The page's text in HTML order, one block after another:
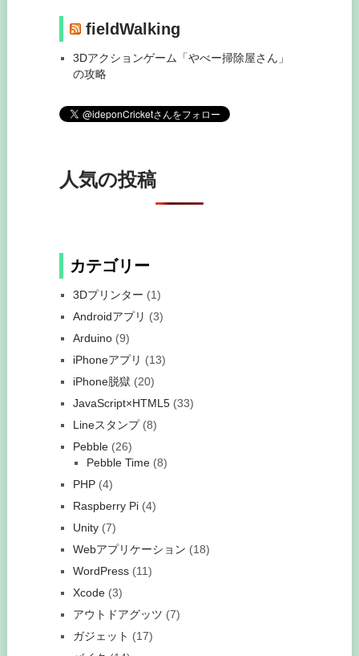
fieldWalking
3Dアクションゲーム「やべー掃除屋さん」
の攻略
人気の投稿
カテゴリー
3Dプリンター (1)
Androidアプリ (3)
Arduino(9)
iPhoneアプリ (13)
iPhone脱獄 (20)
JavaScript×HTML5(33)
Lineスタンプ(8)
Pebble(26)
Pebble Time(8)
PHP(4)
Raspberry Pi(4)
Unity(7)
Webアプリケーション (18)
WordPress(11)
Xcode(3)
アウトドアグッツ (7)
ガジェット (17)